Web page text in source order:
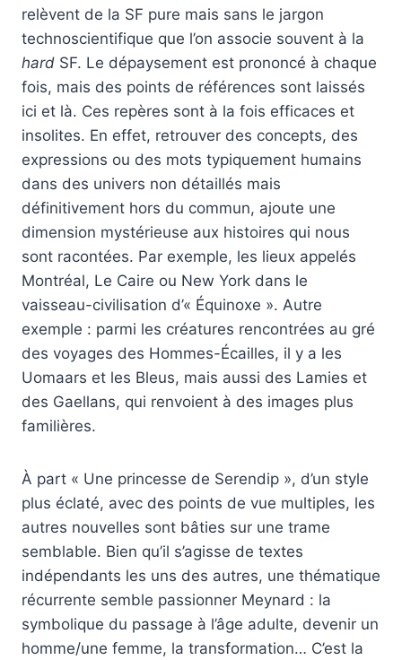
relèvent de la SF pure mais sans le jargon
technoscientifique que l’on associe souvent à la
hard SF. Le dépaysement est prononcé à chaque
fois, mais des points de références sont laissés
ici et là. Ces repères sont à la fois efficaces et
insolites. En effet, retrouver des concepts, des
expressions ou des mots typiquement humains
dans des univers non détaillés mais
définitivement hors du commun, ajoute une
dimension mystérieuse aux histoires qui nous
sont racontées. Par exemple, les lieux appelés
Montréal, Le Caire ou New York dans le
vaisseau-civilisation d’« Équinoxe ». Autre
exemple : parmi les créatures rencontrées au gré
des voyages des Hommes-Écailles, il y a les
Uomaars et les Bleus, mais aussi des Lamies et
des Gaellans, qui renvoient à des images plus
familières.
À part « Une princesse de Serendip », d’un style
plus éclaté, avec des points de vue multiples, les
autres nouvelles sont bâties sur une trame
semblable. Bien qu’il s’agisse de textes
indépendants les uns des autres, une thématique
récurrente semble passionner Meynard : la
symbolique du passage à l’âge adulte, devenir un
homme/une femme, la transformation… C’est la